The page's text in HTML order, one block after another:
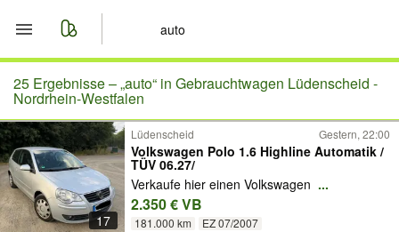
Start
Merkliste
Nachrichten
Anzeige aufgeben
25 Ergebnisse –„auto“ in Gebrauchtwagen Lüdenscheid -
Nordrhein-Westfalen
17
Lüdenscheid Gestern, 22:00
Volkswagen Polo 1.6 Highline Automatik /
TÜV 06.27/
Verkaufe hier einen Volkswagen ...
2.350 € VB
181.000 km EZ 07/2007